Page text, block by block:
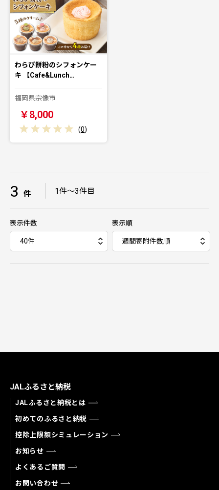
わらび餅粉のシフォンケー
キ 【Cafe&Lunch…
福岡県宗像市
￥8,000
(0)
3 件 1件～3件目
表示件数 表示順
JALふるさと納税
JALふるさと納税とは
初めてのふるさと納税
控除上限額シミュレーション
お知らせ
よくあるご質問
お問い合わせ